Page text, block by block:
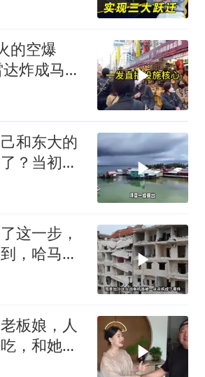
的空爆
炸成马蜂
和东大的
？当初可
这一步，
，哈马斯
板娘，人
，和她小